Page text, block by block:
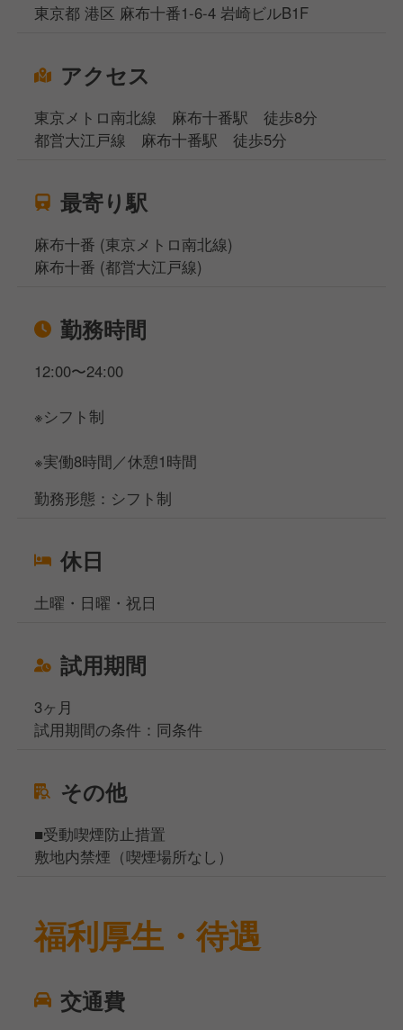
東京都 港区 麻布十番1-6-4 岩崎ビルB1F
アクセス
東京メトロ南北線 麻布十番駅 徒歩8分
都営大江戸線 麻布十番駅 徒歩5分
最寄り駅
麻布十番 (東京メトロ南北線)
麻布十番 (都営大江戸線)
勤務時間
12:00〜24:00
※シフト制
※実働8時間／休憩1時間
勤務形態：シフト制
休日
土曜・日曜・祝日
試用期間
3ヶ月
試用期間の条件：同条件
その他
■受動喫煙防止措置
敷地内禁煙（喫煙場所なし）
福利厚生・待遇
交通費